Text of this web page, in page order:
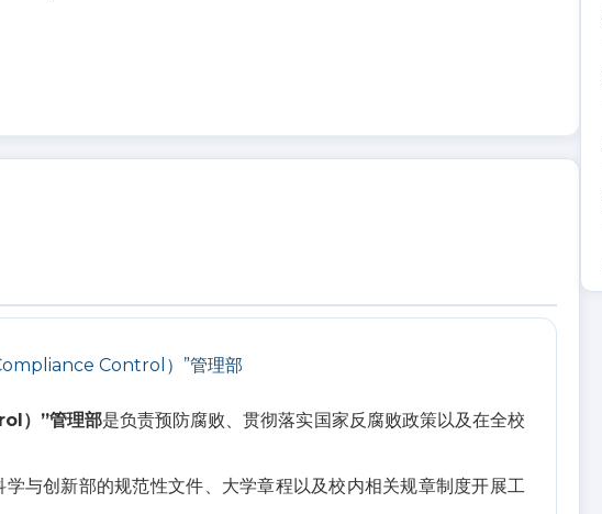
Control）”管理部
）”管理部是负责预防腐败、贯彻落实国家反腐败政策以及在全校
与创新部的规范性文件、大学章程以及校内相关规章制度开展工